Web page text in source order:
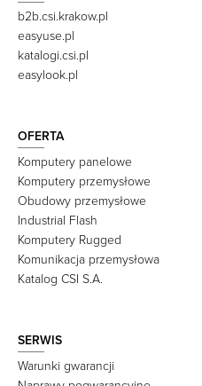
b2b.csi.krakow.pl
easyuse.pl
katalogi.csi.pl
easylook.pl
OFERTA
Komputery panelowe
Komputery przemysłowe
Obudowy przemysłowe
Industrial Flash
Komputery Rugged
Komunikacja przemysłowa
Katalog CSI S.A.
SERWIS
Warunki gwarancji